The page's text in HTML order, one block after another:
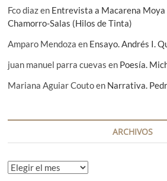
Fco diazen Entrevista a Macarena
Chamorro-Salas (Hilos de Tinta)
Amparo Mendoza en Ensayo. Andrés I.
juan manuel parra cuevas en Poesía.
Mariana Aguiar Coutoen Narrativa.
ARCHIVOS
A